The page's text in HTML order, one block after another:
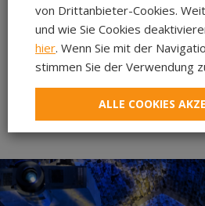
von Drittanbieter-Cookies.
und wie Sie Cookies
hier. Wenn Sie mit der
stimmen Sie der Verwendung
ALLE COOKIES